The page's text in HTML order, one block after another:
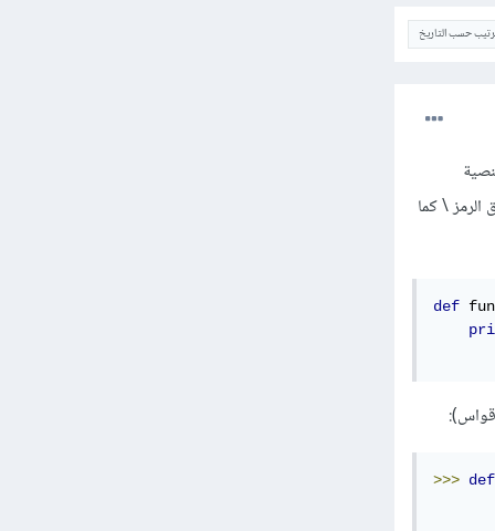
حسب التاريخ
\ كما
def fun
>>> def